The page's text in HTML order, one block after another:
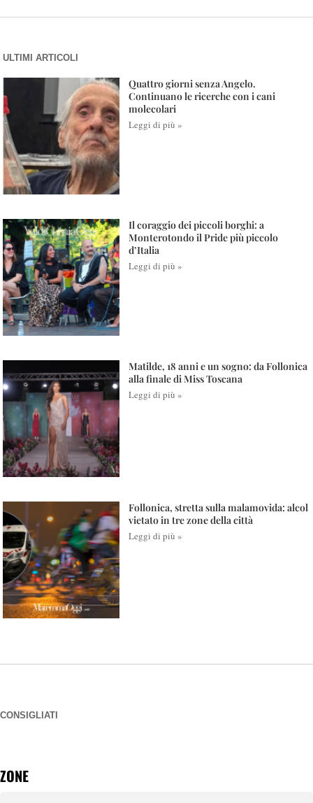
ULTIMI ARTICOLI
Quattro giorni senza Angelo.
Continuano le ricerche con i cani
molecolari
Leggi di più »
Il coraggio dei piccoli borghi: a
Monterotondo il Pride più piccolo
d’Italia
Leggi di più »
Matilde, 18 anni e un sogno: da Follonica
alla finale di Miss Toscana
Leggi di più »
Follonica, stretta sulla malamovida: alcol
vietato in tre zone della città
Leggi di più »
CONSIGLIATI
ZONE